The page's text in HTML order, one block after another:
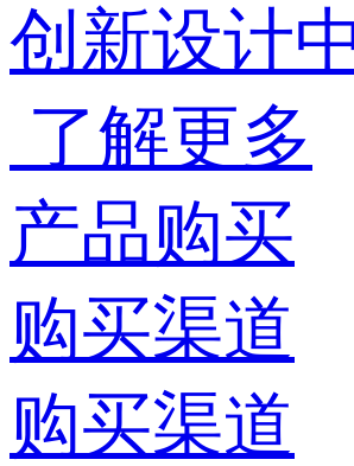
创新设计
了解更多
产品购买
购买渠道
购买渠道